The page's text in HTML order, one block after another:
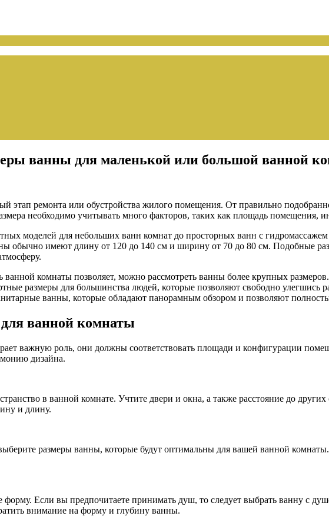
ванны для маленькой или большой ванной
ремонта или обустройства жилого помещения. От правильно
необходимо учитывать много факторов, таких как площадь помещения,
моделей для небольших ванн комнат до просторных ванн с
обычно имеют длину от 120 до 140 см и ширину от 70 до 80 см. Подобные
ванной комнаты позволяет, можно рассмотреть ванны более крупных
размеры для большинства людей, которые позволяют свободно улегшись
ванны, которые обладают панорамным обзором и позволяют
ванной комнаты
важную роль, они должны соответствовать площади и конфигурации
дизайна.
в ванной комнате. Учтите двери и окна, а также расстояние до
и длину.
размеры ванны, которые будут оптимальны для вашей ванной
Если вы предпочитаете принимать душ, то следует выбрать ванну с
внимание на форму и глубину ванны.